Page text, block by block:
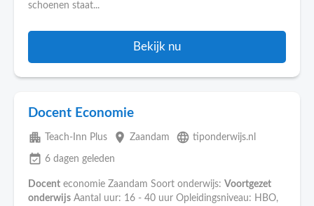
schoenen staat...
Bekijk nu
Docent Economie
apartment Teach-Inn Plus place Zaandam language tiponderwijs.nl
event_available 6 dagen geleden
Docent economie Zaandam Soort onderwijs: Voortgezet
onderwijs Aantal uur: 16 - 40 uur Opleidingsniveau: HBO,